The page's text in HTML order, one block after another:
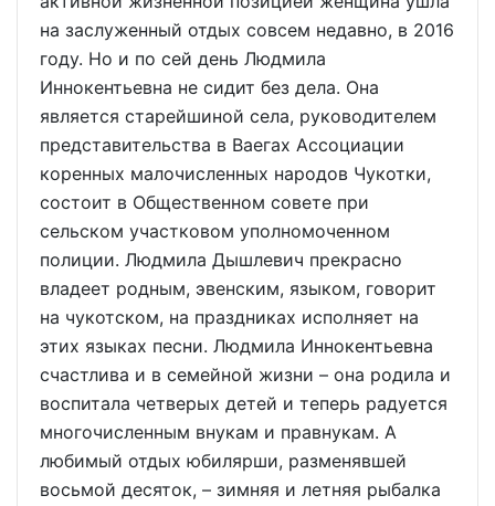
на заслуженный отдых совсем недавно, в 2016
году. Но и по сей день Людмила
Иннокентьевна не сидит без дела. Она
является старейшиной села, руководителем
представительства в Ваегах Ассоциации
коренных малочисленных народов Чукотки,
состоит в Общественном совете при
сельском участковом уполномоченном
полиции. Людмила Дышлевич прекрасно
владеет родным, эвенским, языком, говорит
на чукотском, на праздниках исполняет на
этих языках песни. Людмила Иннокентьевна
счастлива и в семейной жизни – она родила и
воспитала четверых детей и теперь радуется
многочисленным внукам и правнукам. А
любимый отдых юбилярши, разменявшей
восьмой десяток, – зимняя и летняя рыбалка